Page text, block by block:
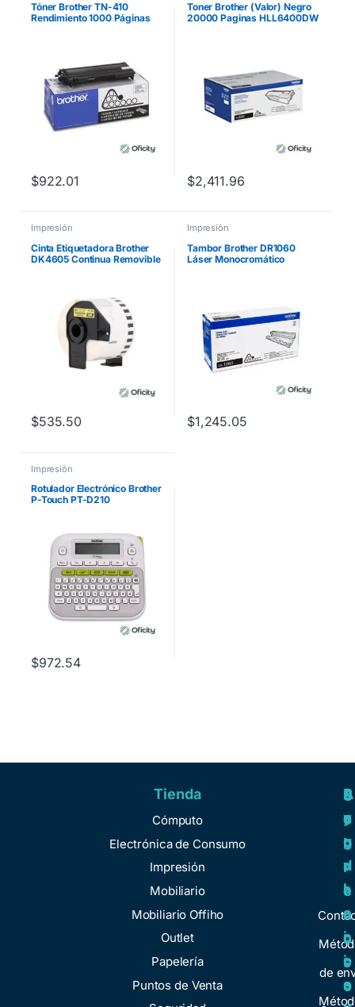
Tóner Brother TN-410
Rendimiento 1000 Páginas
$922.01
Toner Brother (Valor) Negro
20000 Paginas HLL6400DW
$2,411.96
Impresión
Cinta Etiquetadora Brother
DK4605 Continua Removible
$535.50
Impresión
Tambor Brother DR1060
Láser Monocromático
$1,245.05
Impresión
Rotulador Electrónico Brother
P-Touch PT-D210
Manual/Escritorio
$972.54
Tienda
Cómputo
Electrónica de Consumo
Impresión
Mobiliario
Mobiliario Offiho
Outlet
Papelería
Puntos de Venta
A
y
u
d
a
de
S
o
b
r
e
n
o
s
o
R
e
g
u
l
a
c
i
o
S
e
r
v
i
c
i
o
s